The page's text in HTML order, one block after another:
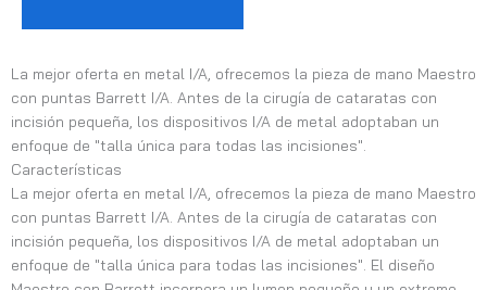
La mejor oferta en metal I/A, ofrecemos la pieza de mano Maestro
con puntas Barrett I/A. Antes de la cirugía de cataratas con
incisión pequeña, los dispositivos I/A de metal adoptaban un
enfoque de "talla única para todas las incisiones".
Características
La mejor oferta en metal I/A, ofrecemos la pieza de mano Maestro
con puntas Barrett I/A. Antes de la cirugía de cataratas con
incisión pequeña, los dispositivos I/A de metal adoptaban un
enfoque de "talla única para todas las incisiones". El diseño